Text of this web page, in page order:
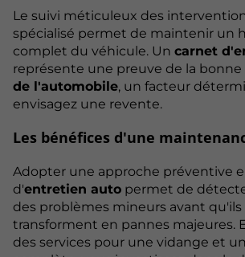
Le suivi méticuleux des
spécialisé permet de maintenir un
complet du véhicule. Un carnet
représente une preuve de la bonne
de l'automobile, un facteur
envisagez une revente.
Les bénéfices d'une
Adopter une approche préventive
d'entretien auto permet de
des problèmes mineurs avant qu'ils
transforment en pannes majeures.
des services pour une vidange et